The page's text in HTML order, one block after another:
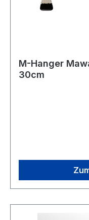
M-Hanger
30cm